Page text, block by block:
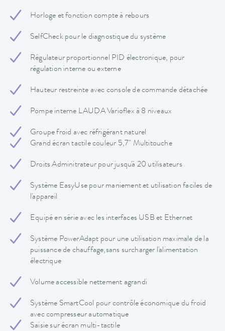
Horloge et fonction compte à rebours
SelfCheck pour le diagnostique du système
Régulateur proportionnel PID électronique, pour
régulation interne ou externe
Hauteur restreinte avec console de commande détachée
Pompe interne LAUDA Varioflex à 8 niveaux
Groupe froid avec réfrigérant naturel
Grand écran tactile couleur 5,7" Multitouche
Droits Adminitrateur pour jusqu'à 20 utilisateurs
Système EasyUse pour maniement et utilisation faciles de
l'appareil
Equipé en série avec les interfaces USB et Ethernet
Système PowerAdapt pour une utilisation maximale de la
puissance de chauffage,sans surcharger l'alimentation
électrique
Volume accessible nettement agrandi
Système SmartCool pour contrôle économique du froid
avec compresseur automatique
Saisie sur écran multi-tactile